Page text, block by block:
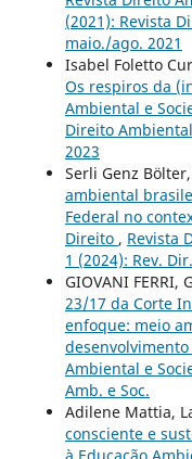
(2021): Revista
maio./ago. 2021
Isabel Foletto
Os respiros da
Ambiental e
Direito
2023
Serli Genz
ambiental
Federal no
Direito , Revista
1 (2024): Rev.
GIOVANI FERRI,
23/17 da Corte
enfoque: meio
Ambiental e
Amb. e Soc.
Adilene Mattia,
consciente e